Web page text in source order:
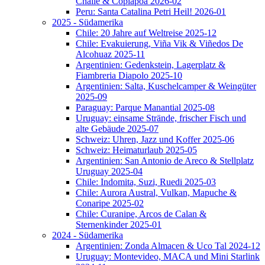
Peru: Santa Catalina Petri Heil! 2026-01
2025 - Südamerika
Chile: 20 Jahre auf Weltreise 2025-12
Chile: Evakuierung, Viña Vik & Viñedos De
Alcohuaz 2025-11
Argentinien: Gedenkstein, Lagerplatz &
Fiambreria Diapolo 2025-10
Argentinien: Salta, Kuschelcamper & Weingüter
2025-09
Paraguay: Parque Manantial 2025-08
Uruguay: einsame Strände, frischer Fisch und
alte Gebäude 2025-07
Schweiz: Uhren, Jazz und Koffer 2025-06
Schweiz: Heimaturlaub 2025-05
Argentinien: San Antonio de Areco & Stellplatz
Uruguay 2025-04
Chile: Indomita, Suzi, Ruedi 2025-03
Chile: Aurora Austral, Vulkan, Mapuche &
Conaripe 2025-02
Chile: Curanipe, Arcos de Calan &
Sternenkinder 2025-01
2024 - Südamerika
Argentinien: Zonda Almacen & Uco Tal 2024-12
Uruguay: Montevideo, MACA und Mini Starlink